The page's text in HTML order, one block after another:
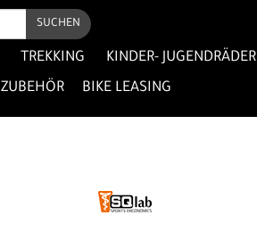
SUCHEN
TREKKING KINDER- JUGENDRÄDER
ZUBEHÖR BIKE LEASING